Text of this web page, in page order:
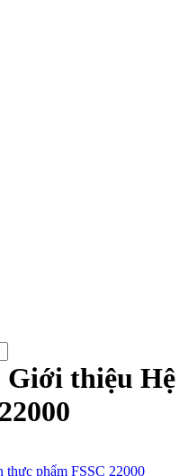
Giới thiệu
phẩm FSSC 22000